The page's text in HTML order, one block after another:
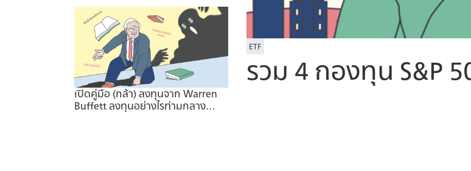
เปิดคู่มือ (กล้า) ลงทุนจาก Warren
Buffett ลงทุนอย่างไรท่ามกลาง
ETF
รวม 4 กองทุน S&P